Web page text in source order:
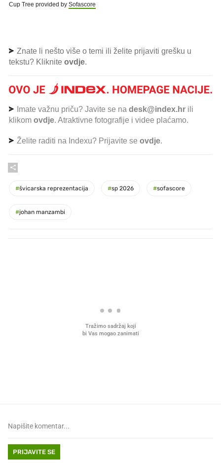
Cup Tree provided by Sofascore
Znate li nešto više o temi ili želite prijaviti grešku u
tekstu? Kliknite ovdje.
Imate važnu priču? Javite se na desk@index.hr ili
klikom ovdje. Atraktivne fotografije i videe plaćamo.
Želite raditi na Indexu? Prijavite se ovdje.
#švicarska reprezentacija #sp 2026 #sofascore
#johan manzambi
PRIJAVITE SE